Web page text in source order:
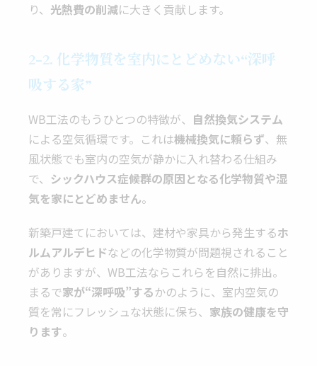
り、 光熱費の削減に大きく貢献します。
2-2. 化学物質を室内にとどめない“深呼
吸する家”
WB工法のもうひとつの特徴が、 自然換気システム
による空気循環です。これは機械換気に頼らず、無
風状態でも室内の空気が静かに入れ替わる仕組み
で、 シックハウス症候群の原因となる化学物質や湿
気を家にとどめません。
新築戸建てにおいては、建材や家具から発生するホ
ルムアルデヒドなどの化学物質が問題視されること
がありますが、WB工法ならこれらを自然に排出。
まるで家が“深呼吸”するかのように、室内空気の
質を常にフレッシュな状態に保ち、 家族の健康を守
ります。